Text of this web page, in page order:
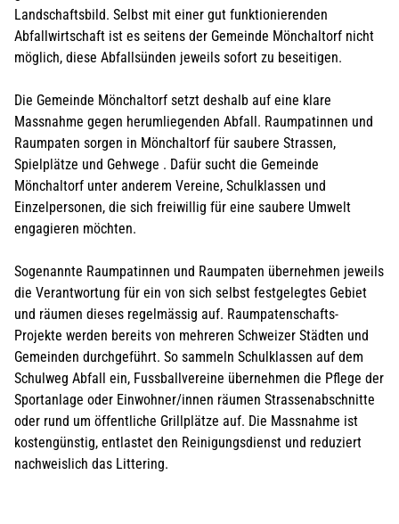
Landschaftsbild. Selbst mit einer gut funktionierenden
Abfallwirtschaft ist es seitens der Gemeinde Mönchaltorf nicht
möglich, diese Abfallsünden jeweils sofort zu beseitigen.
Die Gemeinde Mönchaltorf setzt deshalb auf eine klare
Massnahme gegen herumliegenden Abfall. Raumpatinnen und
Raumpaten sorgen in Mönchaltorf für saubere Strassen,
Spielplätze und Gehwege . Dafür sucht die Gemeinde
Mönchaltorf unter anderem Vereine, Schulklassen und
Einzelpersonen, die sich freiwillig für eine saubere Umwelt
engagieren möchten.
Sogenannte Raumpatinnen und Raumpaten übernehmen jeweils
die Verantwortung für ein von sich selbst festgelegtes Gebiet
und räumen dieses regelmässig auf. Raumpatenschafts-
Projekte werden bereits von mehreren Schweizer Städten und
Gemeinden durchgeführt. So sammeln Schulklassen auf dem
Schulweg Abfall ein, Fussballvereine übernehmen die Pflege der
Sportanlage oder Einwohner/innen räumen Strassenabschnitte
oder rund um öffentliche Grillplätze auf. Die Massnahme ist
kostengünstig, entlastet den Reinigungsdienst und reduziert
nachweislich das Littering.